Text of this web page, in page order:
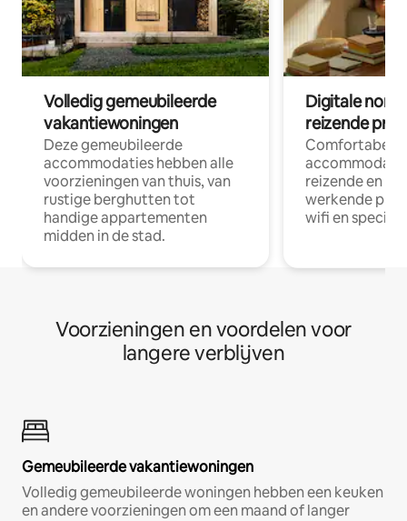
Volledig gemeubileerde
vakantiewoningen
Deze gemeubileerde
accommodaties hebben alle
voorzieningen van thuis, van
rustige berghutten tot
handige appartementen
midden in de stad.
Digitale
reizende
Comfortabele
reizende en
werkende
wifi en
Voorzieningen en voordelen voor
langere verblijven
Gemeubileerde vakantiewoningen
Volledig gemeubileerde woningen hebben een keuken
en andere voorzieningen om een maand of langer